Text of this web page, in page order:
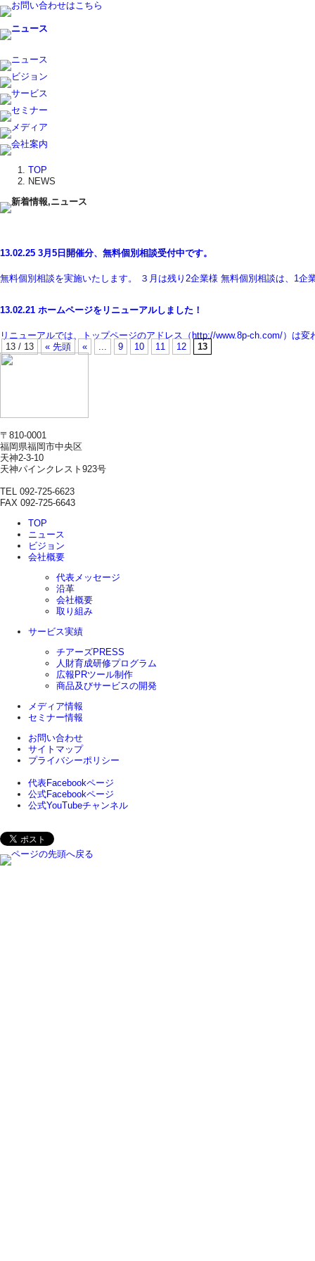
TOP
NEWS
13.02.25 3月5日開催分、無料個別相談受付中です。
無料個別相談を実施いたします。 ３月は残り2企業様 無料個別相談は、1
13.02.21 ホームページをリニューアルしました！
リニューアルでは、トップページのアドレス（http://www.8p-ch.com/）は
13 / 13
« 先頭 « 9 10 11 12 13
〒810-0001
福岡県福岡市中央区
天神2-3-10
天神パインクレスト923号
TEL 092-725-6623
FAX 092-725-6643
TOP
ニュース
ビジョン
会社概要
代表メッセージ
沿革
会社概要
取り組み
サービス実績
チアーズPRESS
人財育成研修プログラム
広報PRツール制作
商品及びサービスの開発
メディア情報
セミナー情報
お問い合わせ
サイトマップ
プライバシーポリシー
代表Facebookページ
公式Facebookページ
公式YouTubeチャンネル